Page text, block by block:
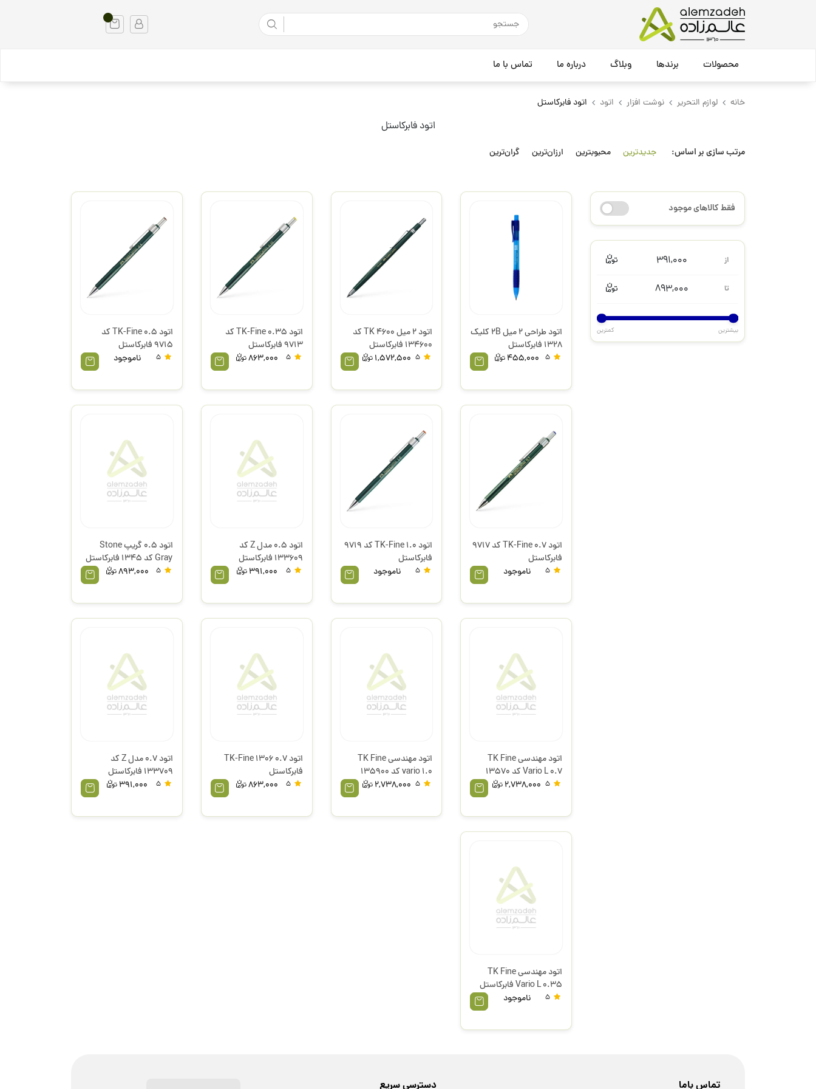
محصولات برندها وبلاگ درباره ما تماس با ما
خانه لوازم التحریر نوشت افزار اتود اتود فابرکاستل
اتود فابرکاستل
مرتب سازی بر اساس: جدیدترین محبوبترین ارزان‌ترین گران‌ترین
فقط کالاهای موجود
از 391,000
تا 893,000
بیشترین کمترین
اتود طراحی 2 میل 2B کلیک
1328 فابرکاستل
455,000
اتود 2 میل TK 4600 کد
134600 فابرکاستل
1,572,500
اتود TK-Fine 0.35 کد
9713 فابرکاستل
5
863,000
اتود TK-Fine 0.5 کد
9715 فابرکاستل
5 ناموجود
اتود TK-Fine 0.7 کد 9717
فابرکاستل
ناموجود
اتود 1.0 TK-Fine کد 9719
فابرکاستل
ناموجود
اتود 0.5 مدل Z کد
133609 فابرکاستل
5
391,000
اتود 0.5 گریپ Stone
Gray کد 1345 فابرکاستل
5
893,000
اتود مهندسی TK Fine
Vario L 0.7 کد 13570
فابرکاستل2,738,000
اتود مهندسی TK Fine
vario 1.0 کد 135900
فابرکاستل2,738,000
اتود 0.7 TK-Fine 1306
فابرکاستل
5
863,000
اتود 0.7 مدل Z کد
133709 فابرکاستل
5
391,000
اتود مهندسی TK Fine
Vario L 0.35 فابرکاستل
ناموجود
تماس باما دسترسی سریع